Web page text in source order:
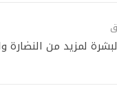
لمزيد من النضارة